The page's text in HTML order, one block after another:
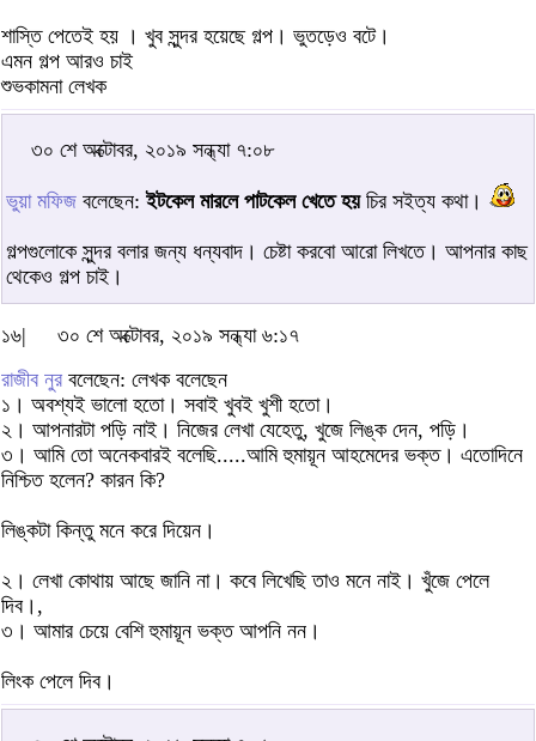
শাস্তি পেতেই হয় । খুব সুন্দর হয়েছে গল্প। ভুতড়েও বটে।
এমন গল্প আরও চাই
শুভকামনা লেখক
৩০ শে অক্টোবর, ২০১৯ সন্ধ্যা ৭:০৮
ভুয়া মফিজ বলেছেন: ইটকেল মারলে পাটকেল খেতে হয়চির সইত্য কথা।
গল্পগুলোকে সুন্দর বলার জন্য ধন্যবাদ। চেষ্টা করবো আরো লিখতে। আপনার কাছ
থেকেও গল্প চাই।
১৬|
৩০ শে অক্টোবর, ২০১৯ সন্ধ্যা ৬:১৭
রাজীব নুর বলেছেন: লেখক বলেছেন
১। অবশ্যই ভালো হতো। সবাই খুবই খুশী হতো।
২। আপনারটা পড়ি নাই। নিজের লেখা যেহেতু, খুজে লিঙ্ক দেন, পড়ি।
৩। আমি তো অনেকবারই বলেছি.....আমি হুমায়ূন আহমেদের ভক্ত। এতোদিনে
নিশ্চিত হলেন? কারন কি?
লিঙ্কটা কিন্তু মনে করে দিয়েন।
২। লেখা কোথায় আছে জানি না। কবে লিখেছি তাও মনে নাই। খুঁজে পেলে
দিব।,
৩। আমার চেয়ে বেশি হুমায়ূন ভক্ত আপনি নন।
লিংক পেলে দিব।